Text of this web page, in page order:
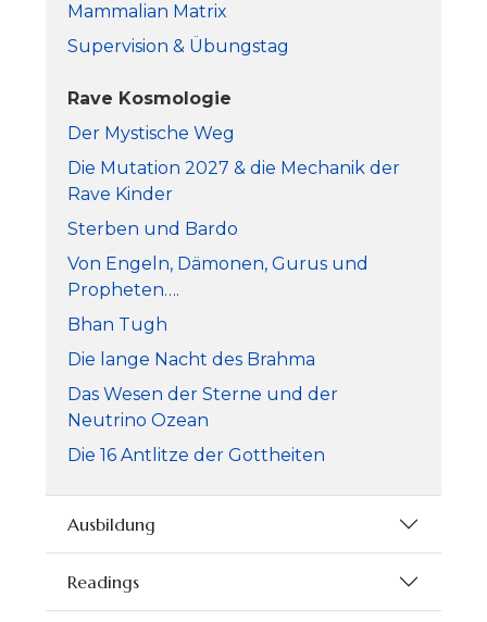
Mammalian Matrix
Supervision & Übungstag
Rave Kosmologie
Der Mystische Weg
Die Mutation 2027 & die Mechanik der
Rave Kinder
Sterben und Bardo
Von Engeln, Dämonen, Gurus und
Propheten….
Bhan Tugh
Die lange Nacht des Brahma
Das Wesen der Sterne und der
Neutrino Ozean
Die 16 Antlitze der Gottheiten
Ausbildung
Readings